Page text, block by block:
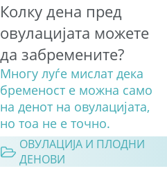
Колку дена пред
овулацијата можете
да забремените?
Многу луѓе мислат дека
бременост е можна само
на денот на овулацијата,
но тоа не е точно.
ОВУЛАЦИЈА И ПЛОДНИ
ДЕНОВИ